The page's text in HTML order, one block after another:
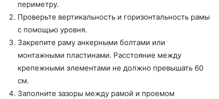
периметру.
Проверьте вертикальность и горизонтальность рамы
с помощью уровня.
Закрепите раму анкерными болтами или
монтажными пластинами. Расстояние между
крепежными элементами не должно превышать 60
см.
Заполните зазоры между рамой и проемом